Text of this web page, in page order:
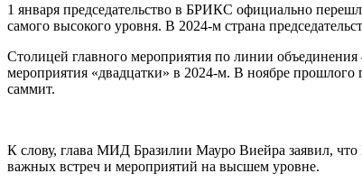
1 января председательство в БРИКС официально
самого высокого уровня. В 2024-м страна
Столицей главного мероприятия по линии
мероприятия «двадцатки» в 2024-м. В ноябре
саммит.
К слову, глава МИД Бразилии Мауро Виейра заявил,
важных встреч и мероприятий на высшем уровне.